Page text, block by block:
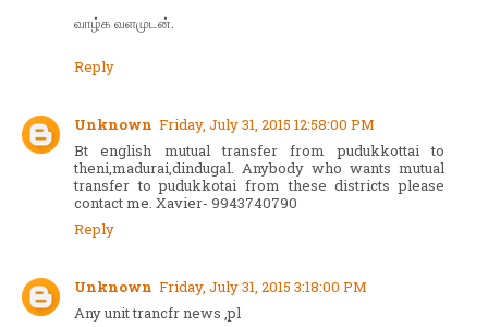
வாழ்க வளமுடன்.
Reply
Unknown Friday, July 31, 2015 12:58:00 PM
Bt english mutual transfer from pudukkottai to
theni,madurai,dindugal. Anybody who wants mutual
transfer to pudukkotai from these districts please
contact me. Xavier- 9943740790
Reply
Unknown Friday, July 31, 2015 3:18:00 PM
Any unit trancfr news ,pl